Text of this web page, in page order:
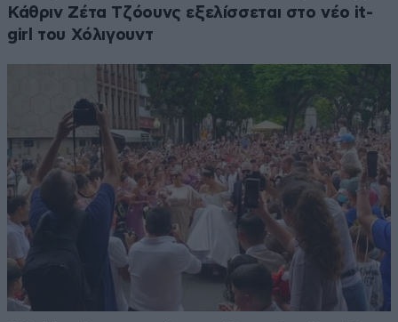
Κάθριν Ζέτα Τζόουνς εξελίσσεται στο νέο it-
girl του Χόλιγουντ